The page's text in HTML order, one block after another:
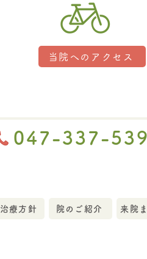
当院へのアクセス
047-337-
治療方針 院のご紹介 来院